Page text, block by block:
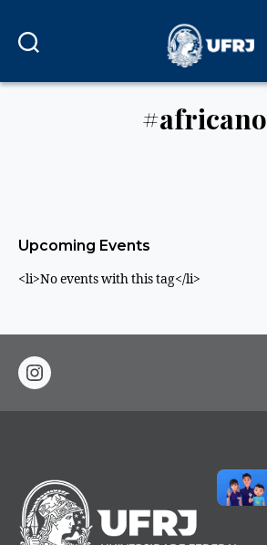
#africano
Upcoming Events
<li>No events with this tag</li>
instagram